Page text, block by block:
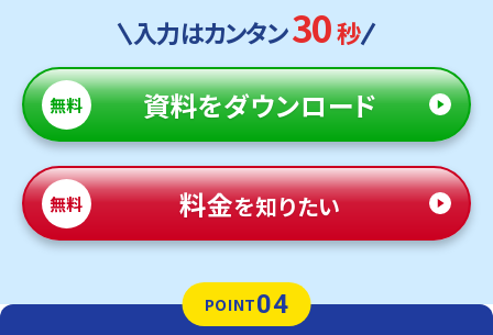
入力はカンタン30秒
無料 資料をダウンロード
無料 料金を知りたい
POINT04